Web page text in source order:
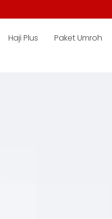
Haji Plus Paket Umroh